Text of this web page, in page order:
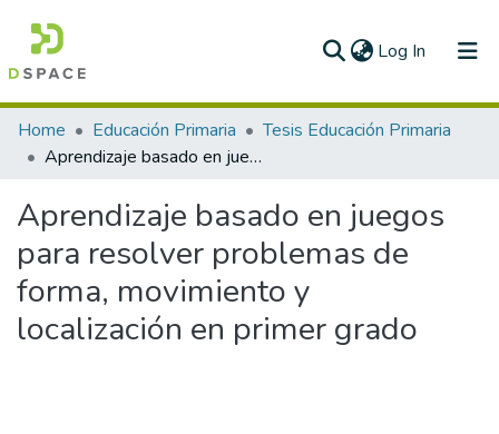
Log In (current)
Communities & Collections
All of DSpace
Statistics
Home Educación Primaria
Tesis Educación Primaria
Aprendizaje basado en juegos para resolver problemas de forma, movimiento y localización en primer grado
Aprendizaje basado en juegos
para resolver problemas de
forma, movimiento y
localización en primer grado